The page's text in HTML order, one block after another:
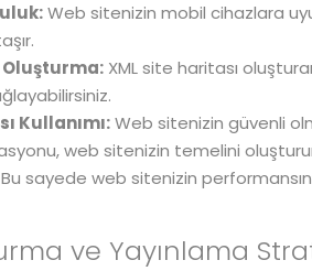
Web sitenizin mobil cihazlara
Oluşturma: XML site haritası
Kullanımı:Web sitenizin güvenli
web sitenizin temelini
sayede web sitenizin
ve Yayınlama